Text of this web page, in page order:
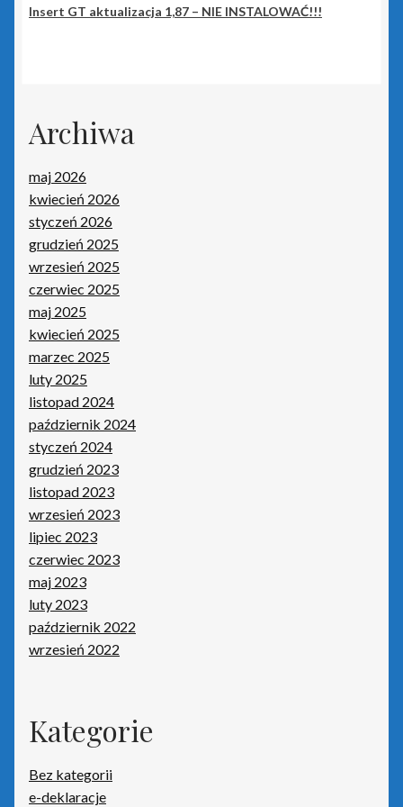
Portal Biura
Rewizor Nexo
Rewizor Nexo Pro
Sello nx
Subiekt 123
Subiekt Nexo
Subiekt Nexo Pro
Kasy fiskalne
Poradniki – kasy fiskalne
Koszyk
Moje konto
Monitoring wizyjny
Oprogramowanie
Poradniki – oprogramowanie
Insert GT aktualizacja 1,87 – NIE INSTALOWAĆ!!!
Archiwa
maj 2026
kwiecień 2026
styczeń 2026
grudzień 2025
wrzesień 2025
czerwiec 2025
maj 2025
kwiecień 2025
marzec 2025
luty 2025
listopad 2024
październik 2024
styczeń 2024
grudzień 2023
listopad 2023
wrzesień 2023
lipiec 2023
czerwiec 2023
maj 2023
luty 2023
październik 2022
wrzesień 2022
Kategorie
Bez kategorii
e-deklaracje